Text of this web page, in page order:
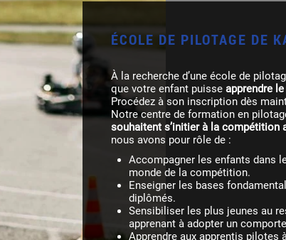
ÉCOLE DE PILOTAGE DE
À la recherche d’une école de
que votre enfant puisse apprendre
Procédez à son inscription dès
Notre centre de formation en
souhaitent s’initier à la compétition
nous avons pour rôle de :
Accompagner les enfants dans leur début en karting et faciliter leur entrée dans le
monde de la compétition.
Enseigner les bases fondamentales du pilotage automobile avec des moniteurs
diplômés.
Sensibiliser les plus jeunes au respect des autres pilotes sur une piste en leur
apprenant à adopter un
Apprendre aux apprentis pilotes à respecter les règles propres à un circuit comme le